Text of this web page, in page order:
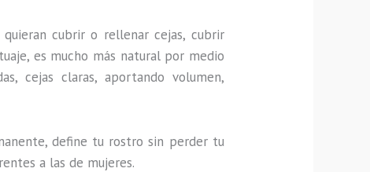
quierancubrir o rellenar cejas, cubrir
es mucho más natural por medio
cejas claras, aportando volumen,
define tu rostro sin perder tu
a las de mujeres.